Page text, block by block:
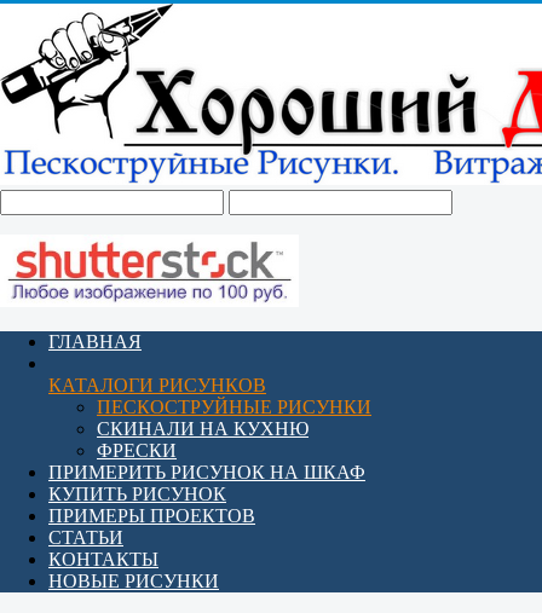
ГЛАВНАЯ
КАТАЛОГИ РИСУНКОВ
ПЕСКОСТРУЙНЫЕ РИСУНКИ
СКИНАЛИ НА КУХНЮ
ФРЕСКИ
ПРИМЕРИТЬ РИСУНОК НА ШКАФ
КУПИТЬ РИСУНОК
ПРИМЕРЫ ПРОЕКТОВ
СТАТЬИ
КОНТАКТЫ
НОВЫЕ РИСУНКИ